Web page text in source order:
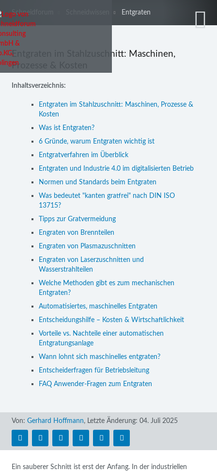
Schneidforum Entgraten
Entgraten im Stahlzuschnitt: Maschinen,
Prozesse & Kosten
Inhaltsverzeichnis:
Entgraten im Stahlzuschnitt: Maschinen, Prozesse &
Kosten
Was ist Entgraten?
6 Gründe, warum Entgraten wichtig ist
Entgratverfahren im Überblick
Entgraten und Industrie 4.0 im digitalisierten Betrieb
Normen und Standards beim Entgraten
Was bedeutet "kanten gratfrei" nach DIN ISO
13715?
Tipps zur Gratvermeidung
Engraten von Brennteilen
Engraten von Plasmazuschnitten
Engraten von Laserzuschnitten und
Wasserstrahlteilen
Welche Methoden gibt es zum mechanischen
Entgraten?
Automatisiertes, maschinelles Entgraten
Entscheidungshilfe – Kosten & Wirtschaftlichkeit
Vorteile vs. Nachteile einer automatischen
Entgratungsanlage
Wann lohnt sich maschinelles entgraten?
Entscheiderfragen für Betriebsleitung
FAQ Anwender-Fragen zum Entgraten
Von: Gerhard Hoffmann, Letzte Änderung: 04. Juli 2025
Ein sauberer Schnitt ist erst der Anfang. In der industriellen